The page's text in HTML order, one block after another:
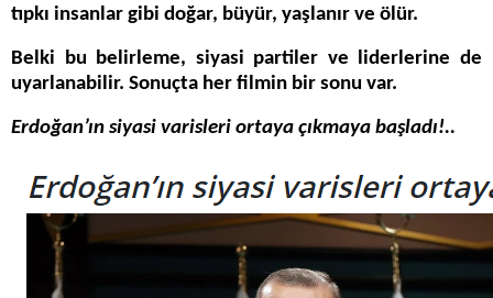
tıpkı insanlar gibi doğar, büyür, yaşlanır ve ölür.
Belki bu belirleme, siyasi partiler ve liderlerine de
uyarlanabilir. Sonuçta her filmin bir sonu var.
Erdoğan’ın siyasi varisleri ortaya çıkmaya başladı!..